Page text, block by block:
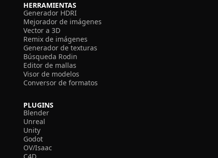
HERRAMIENTAS
Generador HDRI
Mejorador de imágenes
Vector a 3D
Remix de imágenes
Generador de texturas
Búsqueda Rodin
Editor de mallas
Visor de modelos
Conversor de formatos
PLUGINS
Blender
Unreal
Unity
Godot
OV/Isaac